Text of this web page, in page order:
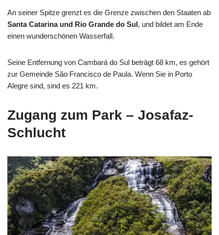
An seiner Spitze grenzt es die Grenze zwischen den Staaten ab
Santa Catarina und Rio Grande do Sul, und bildet am Ende
einen wunderschönen Wasserfall.
Seine Entfernung von Cambará do Sul beträgt 68 km, es gehört
zur Gemeinde São Francisco de Paula. Wenn Sie in Porto
Alegre sind, sind es 221 km.
Zugang zum Park – Josafaz-
Schlucht